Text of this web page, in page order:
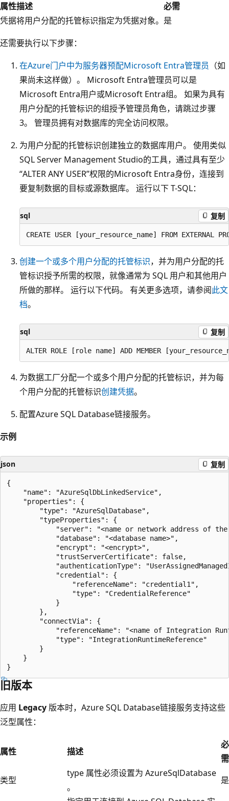
属性描述
必需
凭据将用户分配的托管标识指定为凭据对象。 是
还需要执行以下步骤：
在Azure门户中为服务器预配Microsoft Entra管理员 （如
果尚未这样做）。 Microsoft Entra管理员可以是
Microsoft Entra用户或Microsoft Entra组。 如果为具有
用户分配的托管标识的组授予管理员角色，请跳过步骤
3。 管理员拥有对数据库的完全访问权限。
为用户分配的托管标识创建独立的数据库用户。 使用类似
SQL Server Management Studio的工具，通过具有至少
“ALTER ANY USER”权限的Microsoft Entra身份，连接到
要复制数据的目标或源数据库。 运行以下 T-SQL：
sql 复制
创建一个或多个用户分配的托管标识，并为用户分配的托
管标识授予所需的权限，就像通常为 SQL 用户和其他用户
所做的那样。 运行以下代码。 有关更多选项，请参阅此文
档。
sql 复制
为数据工厂分配一个或多个用户分配的托管标识，并为每
个用户分配的托管标识创建凭据。
配置Azure SQL Database链接服务。
示例
json 复制
{
    "name": "AzureSqlDbLinkedService",
    "properties": {
        "type": "AzureSqlDatabase",
        "typeProperties": {
"server": "<name or network address of
            "database": "<database name>",
            "encrypt": "<encrypt>",
            "trustServerCertificate": false,
"authenticationType":
            "credential": {
                "referenceName": "credential1",
                "type": "CredentialReference"
            }
        },
        "connectVia": {
"referenceName": "<name of Integration
            "type": "IntegrationRuntimeReference"
        }
    }
旧版本
应用 Legacy 版本时，Azure SQL Database链接服务支持这些
泛型属性：
属性 描述
必
需
类型
type 属性必须设置为 AzureSqlDatabase
。
是